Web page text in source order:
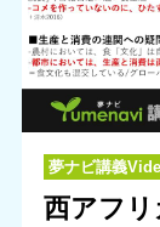
夢ナビ講義
西アフリ